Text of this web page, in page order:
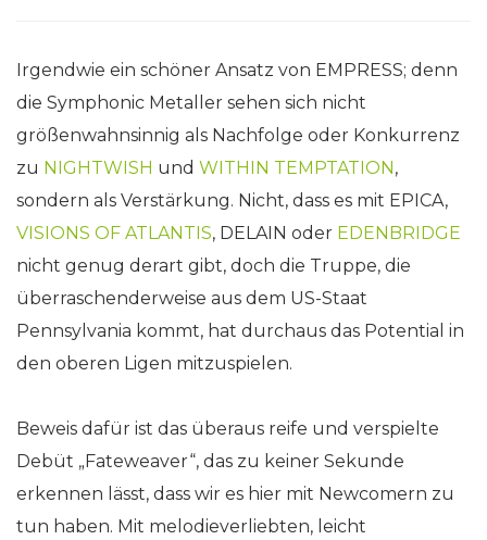
Irgendwie ein schöner Ansatz von EMPRESS; denn
die Symphonic Metaller sehen sich nicht
größenwahnsinnig als Nachfolge oder Konkurrenz
zu NIGHTWISH und WITHIN TEMPTATION,
sondern als Verstärkung. Nicht, dass es mit EPICA,
VISIONS OF ATLANTIS, DELAIN oder EDENBRIDGE
nicht genug derart gibt, doch die Truppe, die
überraschenderweise aus dem US-Staat
Pennsylvania kommt, hat durchaus das Potential in
den oberen Ligen mitzuspielen.
Beweis dafür ist das überaus reife und verspielte
Debüt „Fateweaver“, das zu keiner Sekunde
erkennen lässt, dass wir es hier mit Newcomern zu
tun haben. Mit melodieverliebten, leicht